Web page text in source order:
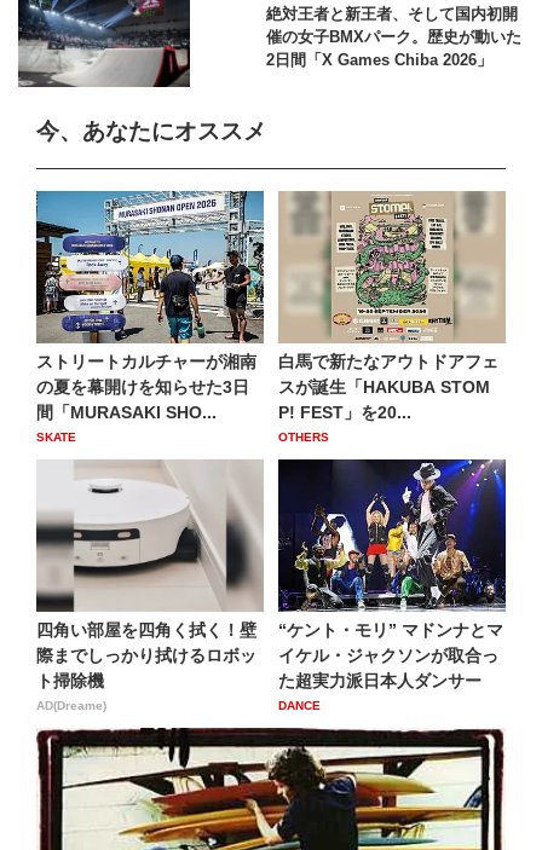
絶対王者と新王者、そして国内初開
催の女子BMXパーク。歴史が動いた
2日間「X Games Chiba 2026」
今、あなたにオススメ
ストリートカルチャーが湘南
の夏を幕開けを知らせた3日
間「MURASAKI SHO...
SKATE
白馬で新たなアウトドアフェ
スが誕生「HAKUBA STOM
P! FEST」を20...
OTHERS
四角い部屋を四角く拭く！壁
際までしっかり拭けるロボッ
ト掃除機
AD(Dreame)
“ケント・モリ” マドンナとマ
イケル・ジャクソンが取合っ
た超実力派日本人ダンサー
DANCE